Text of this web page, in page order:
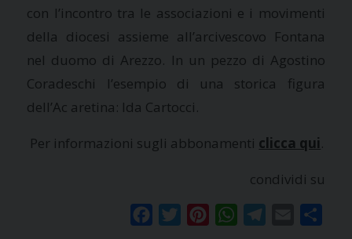
con l’incontro tra le associazioni e i movimenti
della diocesi assieme all’arcivescovo Fontana
nel duomo di Arezzo. In un pezzo di Agostino
Coradeschi l’esempio di una storica figura
dell’Ac aretina: Ida Cartocci.
Per informazioni sugli abbonamenti clicca qui.
condividi su
FacebookTwitterPinterestWhatsAppTelegram
Email